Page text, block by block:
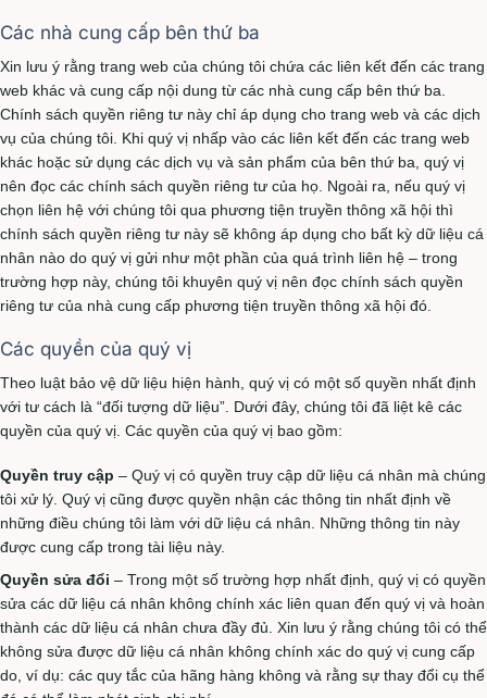
Các nhà cung cấp bên thứ ba
Xin lưu ý rằng trang web của chúng tôi chứa các liên kết đến các trang
web khác và cung cấp nội dung từ các nhà cung cấp bên thứ ba.
Chính sách quyền riêng tư này chỉ áp dụng cho trang web và các dịch
vụ của chúng tôi. Khi quý vị nhấp vào các liên kết đến các trang web
khác hoặc sử dụng các dịch vụ và sản phẩm của bên thứ ba, quý vị
nên đọc các chính sách quyền riêng tư của họ. Ngoài ra, nếu quý vị
chọn liên hệ với chúng tôi qua phương tiện truyền thông xã hội thì
chính sách quyền riêng tư này sẽ không áp dụng cho bất kỳ dữ liệu cá
nhân nào do quý vị gửi như một phần của quá trình liên hệ – trong
trường hợp này, chúng tôi khuyên quý vị nên đọc chính sách quyền
riêng tư của nhà cung cấp phương tiện truyền thông xã hội đó.
Các quyền của quý vị
Theo luật bảo vệ dữ liệu hiện hành, quý vị có một số quyền nhất định
với tư cách là “đối tượng dữ liệu”. Dưới đây, chúng tôi đã liệt kê các
quyền của quý vị. Các quyền của quý vị bao gồm:
Quyền truy cập – Quý vị có quyền truy cập dữ liệu cá nhân mà chúng
tôi xử lý. Quý vị cũng được quyền nhận các thông tin nhất định về
những điều chúng tôi làm với dữ liệu cá nhân. Những thông tin này
được cung cấp trong tài liệu này.
Quyền sửa đổi – Trong một số trường hợp nhất định, quý vị có quyền
sửa các dữ liệu cá nhân không chính xác liên quan đến quý vị và hoàn
thành các dữ liệu cá nhân chưa đầy đủ. Xin lưu ý rằng chúng tôi có thể
không sửa được dữ liệu cá nhân không chính xác do quý vị cung cấp
do, ví dụ: các quy tắc của hãng hàng không và rằng sự thay đổi cụ thể